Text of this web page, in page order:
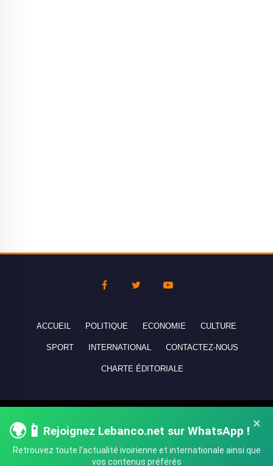
×
🌍📱 Rejoignez Lebanco.net sur WhatsApp !
Retrouvez toute l'actualité ivoirienne et internationale ainsi que
vos contenus préférés
ACCUEIL POLITIQUE ECONOMIE CULTURE
SPORT INTERNATIONAL CONTACTEZ-NOUS
CHARTE ÉDITORIALE
réservés - All rights reserved.